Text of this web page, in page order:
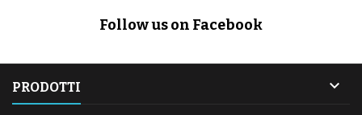
Follow us on Facebook
PRODOTTI 